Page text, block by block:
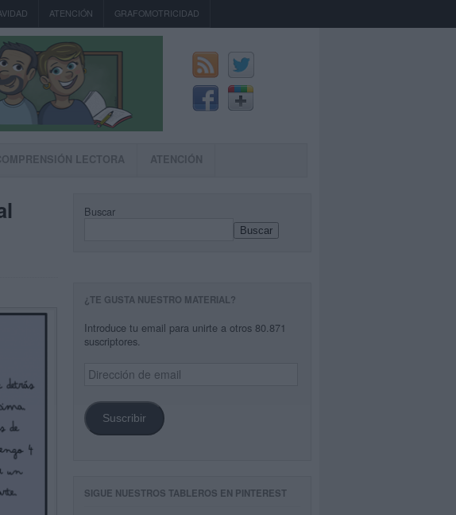
ATENCIÓN GRAFOMOTRICIDAD
LECTORA ATENCIÓN
Buscar
Buscar
¿TE GUSTA NUESTRO MATERIAL?
Introduce tu email para unirte a otros 80.871
suscriptores.
Dirección
de
Suscribir
SIGUE NUESTROS TABLEROS EN PINTEREST